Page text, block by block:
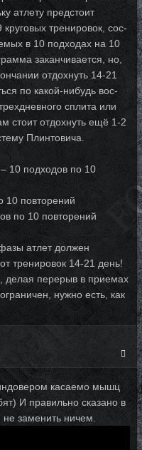
атлету предстоит
тре­ни­ро­вок, сос­
в 10 подходах на 10
заканчивается, но,
от­дох­нуть 14-21
по ка­кой-ни­будь вос­
сплита или
сто­ит от­дох­нуть ещё 1-2
Плинтовича.
10 подходов по 10
10 повторений
по 10 повторений
атлет должен
тренировок 14-21 день!
делая перерыв в при­е­мах
нужно есть, как
касаемо мышц
И правильно сказано в
заменить ничем.